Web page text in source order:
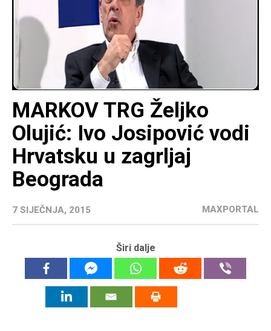
MARKOV TRG Željko
Olujić: Ivo Josipović vodi
Hrvatsku u zagrljaj
Beograda
7 SIJEČNJA, 2015 MAXPORTAL
Širi dalje